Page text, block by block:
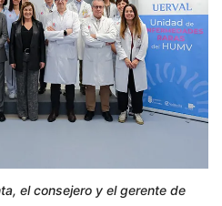
el consejero y el gerente de